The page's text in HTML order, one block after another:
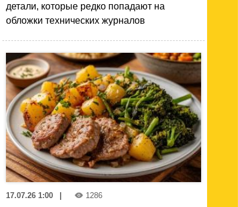
детали, которые редко попадают на
обложки технических журналов
17.07.26 1:00 1286